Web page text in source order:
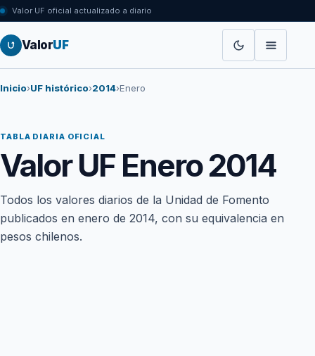
Valor UF oficial actualizado a diario
ValorUF
Inicio›UF histórico›2014›Enero
TABLA DIARIA OFICIAL
Valor UF Enero 2014
Todos los valores diarios de la Unidad de Fomento
publicados en enero de 2014, con su equivalencia en
pesos chilenos.